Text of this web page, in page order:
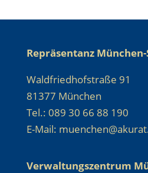
Repräsentanz
Waldfriedhofstraße 91
81377 München
Tel.: 089 30 66 88 190
E-Mail:
Verwaltungszentrum